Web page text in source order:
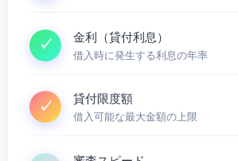
金利（貸付利息）
借入時に発生する利息の年率
貸付限度額
借入可能な最大金額の上限